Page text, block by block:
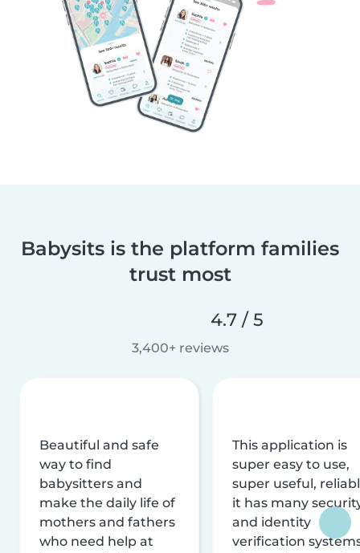
Babysits is the platform families
trust most
4.7 / 5
3,400+ reviews
Beautiful and safe
way to find
babysitters and
make the daily life of
mothers and fathers
who need help at
This application is
super easy to use,
super useful,
it has many
and identity
verification